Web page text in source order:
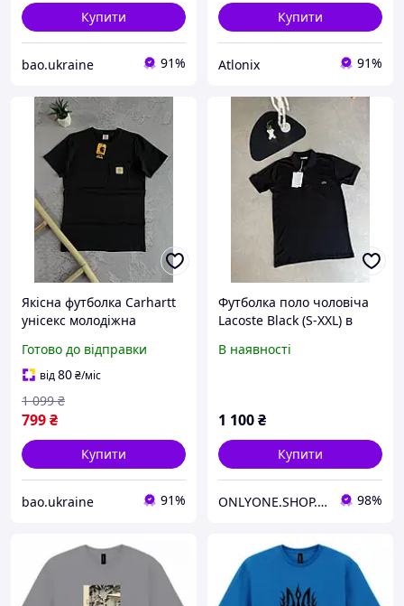
Купити
bao.ukraine 91%
Купити
Atlonix 91%
Якісна футболка Carhartt
унісекс молодіжна
штани та шорти на весну
для чоловіків та жінок
Готово до відправки
від80₴/міс
799₴
1 099 ₴
Купити
bao.ukraine 91%
Футболка поло чоловіча
Lacoste Black (S-XXL) в
бавовняна
В наявності
1 100₴
Купити
ONLYONE.SHOP.UA 98%